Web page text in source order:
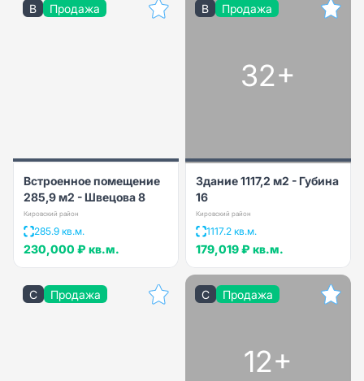
B Продажа
Встроенное помещение
285,9 м2 - Швецова 8
Кировский район
285.9 кв.м.
230,000 ₽ кв.м.
B Продажа
32+
Здание 1117,2 м2 - Губина
16
Кировский район
1117.2 кв.м.
179,019 ₽ кв.м.
C Продажа C Продажа
12+